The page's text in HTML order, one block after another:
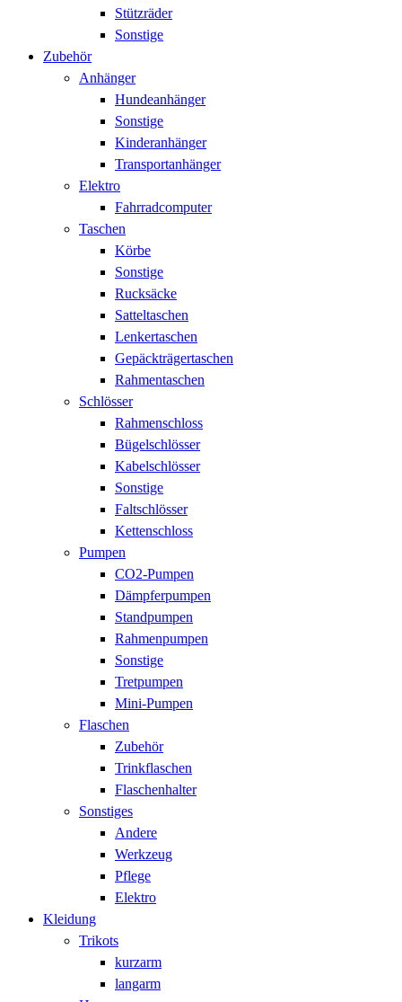
Stützräder
Sonstige
Zubehör
Anhänger
Hundeanhänger
Sonstige
Kinderanhänger
Transportanhänger
Elektro
Fahrradcomputer
Taschen
Körbe
Sonstige
Rucksäcke
Satteltaschen
Lenkertaschen
Gepäckträgertaschen
Rahmentaschen
Schlösser
Rahmenschloss
Bügelschlösser
Kabelschlösser
Sonstige
Faltschlösser
Kettenschloss
Pumpen
CO2-Pumpen
Dämpferpumpen
Standpumpen
Rahmenpumpen
Sonstige
Tretpumpen
Mini-Pumpen
Flaschen
Zubehör
Trinkflaschen
Flaschenhalter
Sonstiges
Andere
Werkzeug
Pflege
Elektro
Kleidung
Trikots
kurzarm
langarm